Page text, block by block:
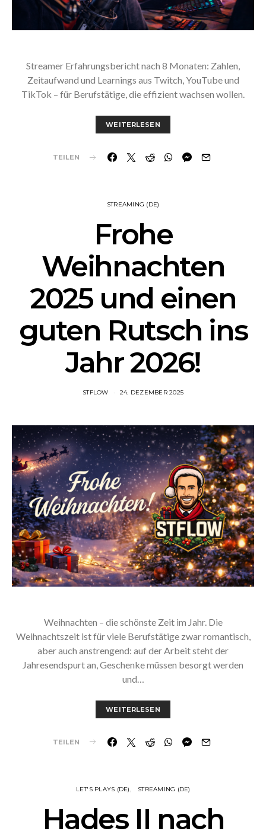
Streamer Erfahrungsbericht nach 8 Monaten: Zahlen,
Zeitaufwand und Learnings aus Twitch, YouTube und
TikTok – für Berufstätige, die effizient wachsen wollen.
WEITERLESEN
TEILEN
STREAMING (DE)
Frohe
Weihnachten
2025 und einen
guten Rutsch ins
Jahr 2026!
STFLOW 24. DEZEMBER 2025
Weihnachten – die schönste Zeit im Jahr. Die
Weihnachtszeit ist für viele Berufstätige zwar romantisch,
aber auch anstrengend: auf der Arbeit steht der
Jahresendspurt an, Geschenke müssen besorgt werden
und…
WEITERLESEN
TEILEN
LET'S PLAYS (DE) STREAMING (DE)
Hades II nach